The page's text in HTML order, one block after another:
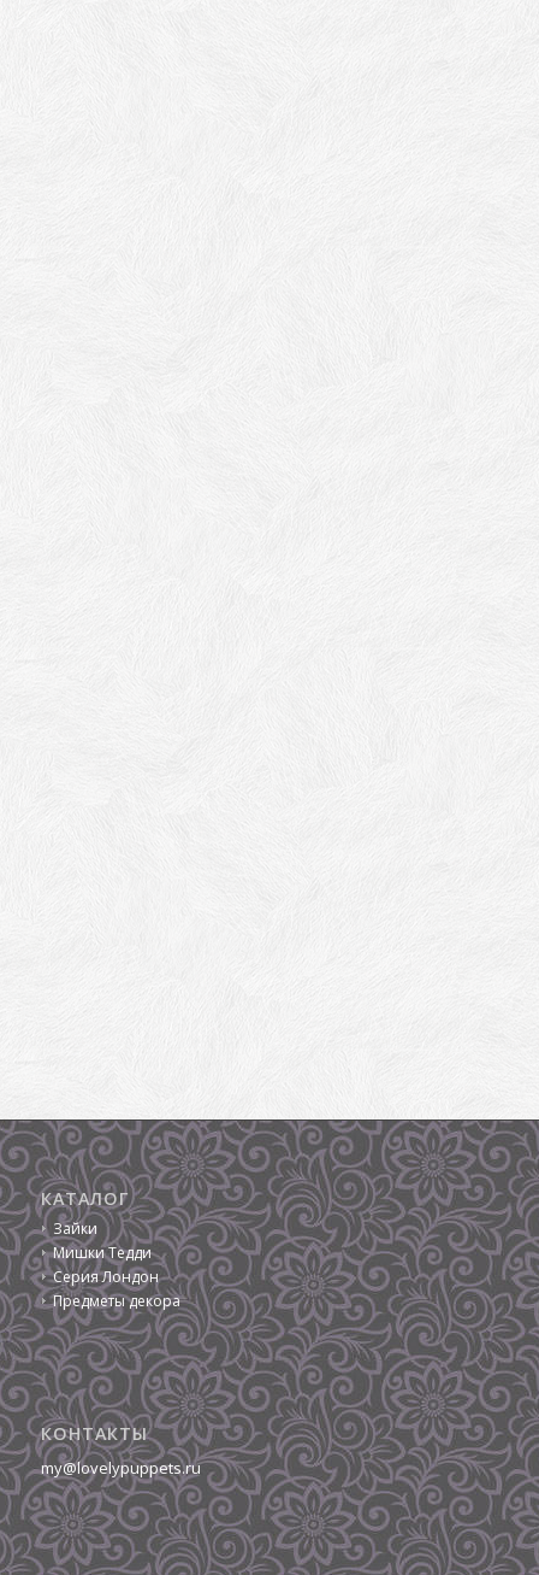
КАТАЛОГ
Зайки
Мишки Тедди
Серия Лондон
Предметы декора
КОНТАКТЫ
my@lovelypuppets.ru